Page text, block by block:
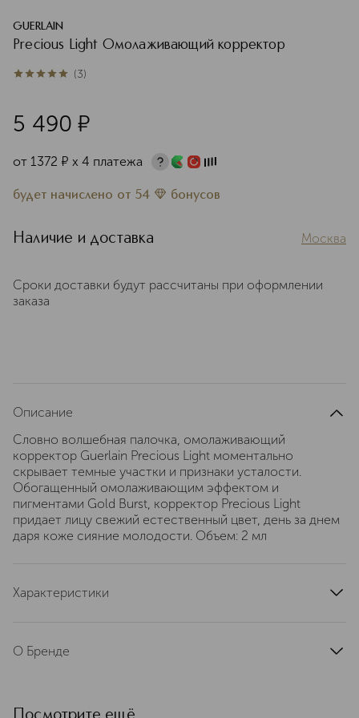
GUERLAIN
Precious Light Омолаживающий корректор
5из 53 (3)
5 490 ¤
от 1372 ¤ х 4 платежа
будет начислено от 54 бонусов
Наличие и доставка Москва
Сроки доставки будут рассчитаны при оформлении
заказа
Описание
Словно волшебная палочка, омолаживающий
корректор Guerlain Precious Light моментально
скрывает темные участки и признаки усталости.
Обогащенный омолаживающим эффектом и
пигментами Gold Burst, корректор Precious Light
придает лицу свежий естественный цвет, день за днем
даря коже сияние молодости. Объем: 2 мл
Характеристики
О Бренде
1828 года Guerlain исследует,